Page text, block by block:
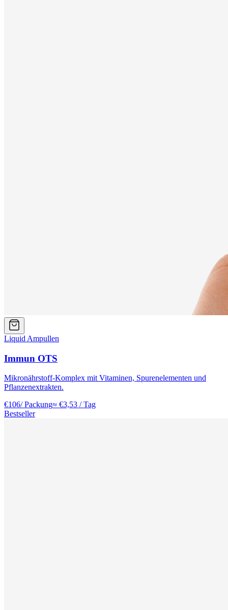
Liquid Ampullen
Immun OTS
Mikronährstoff-Komplex mit Vitaminen, Spurenelementen und
Pflanzenextrakten.
€106/ Packung≈ €3,53 / Tag
Bestseller